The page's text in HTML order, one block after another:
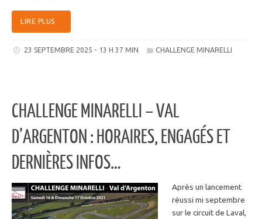
LIRE PLUS
23 SEPTEMBRE 2025 - 13 H 37 MIN CHALLENGE MINARELLI
CHALLENGE MINARELLI – VAL
D’ARGENTON : HORAIRES, ENGAGÉS ET
DERNIÈRES INFOS…
Après un lancement
réussi mi septembre
sur le circuit de Laval,